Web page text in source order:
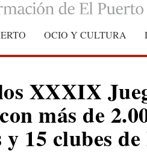
OCIO Y CULTURA
XXXIX
más de
y 15 clubes